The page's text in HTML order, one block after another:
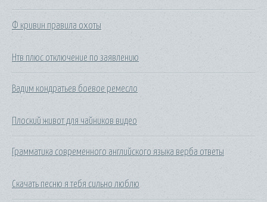
Ф кривин правила охоты
Нтв плюс отключение по заявлению
Вадим кондратьев боевое ремесло
Плоский живот для чайников видео
Грамматика современного английского языка верба ответы
Скачать песню я тебя сильно люблю